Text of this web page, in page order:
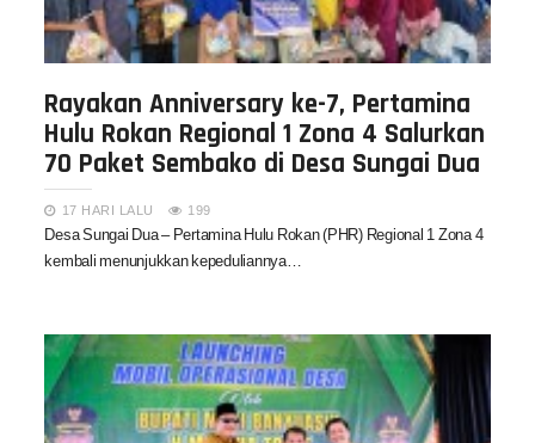
Rayakan Anniversary ke-7, Pertamina
Hulu Rokan Regional 1 Zona 4 Salurkan
70 Paket Sembako di Desa Sungai Dua
17 HARI LALU 199
Desa Sungai Dua – Pertamina Hulu Rokan (PHR) Regional 1 Zona 4
kembali menunjukkan kepeduliannya…